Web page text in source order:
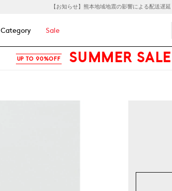
【お知らせ】熊本地域地震の影響による配送遅延
Category Sale
UP TO 90%OFF SUMMER SALE